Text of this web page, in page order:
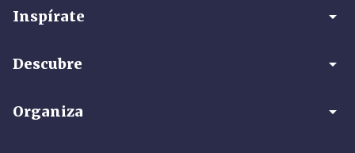
Inspírate arrow_drop_down
Descubre arrow_drop_down
Organiza arrow_drop_down